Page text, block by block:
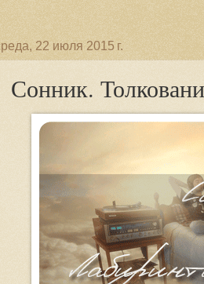
22 июля 2015 г.
Сонник.